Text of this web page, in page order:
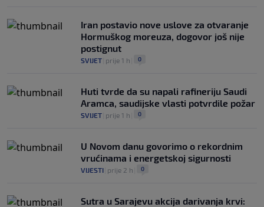
Iran postavio nove uslove za otvaranje
Hormuškog moreuza, dogovor još nije
postignut
SVIJET prije 1 h 0
Huti tvrde da su napali rafineriju Saudi
Aramca, saudijske vlasti potvrdile požar
SVIJET prije 1 h 0
U Novom danu govorimo o rekordnim
vrućinama i energetskoj sigurnosti
VIJESTI prije 2 h 0
Sutra u Sarajevu akcija darivanja krvi: